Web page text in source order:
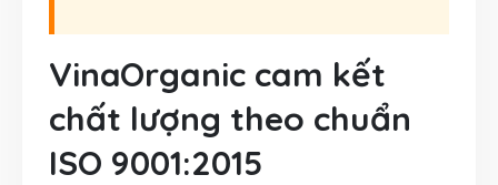
VinaOrganic cam kết
chất lượng theo chuẩn
ISO 9001:2015